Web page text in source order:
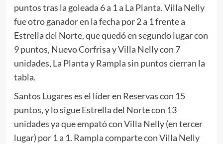
puntos tras la goleada 6 a 1 a La Planta. Villa Nelly
fue otro ganador en la fecha por 2 a 1 frente a
Estrella del Norte, que quedó en segundo lugar con
9 puntos, Nuevo Corfrisa y Villa Nelly con 7
unidades, La Planta y Rampla sin puntos cierran la
tabla.
Santos Lugares es el líder en Reservas con 15
puntos, y lo sigue Estrella del Norte con 13
unidades ya que empató con Villa Nelly (en tercer
lugar) por 1 a 1. Rampla comparte con Villa Nelly